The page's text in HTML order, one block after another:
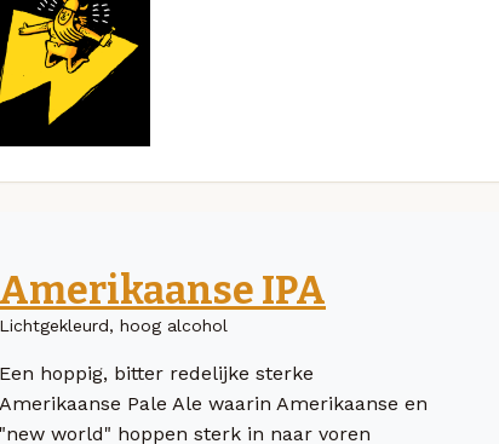
Amerikaanse IPA
Lichtgekleurd, hoog alcohol
Een hoppig, bitter redelijke sterke
Amerikaanse Pale Ale waarin Amerikaanse en
"new world" hoppen sterk in naar voren